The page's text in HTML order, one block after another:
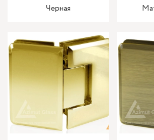
Черная